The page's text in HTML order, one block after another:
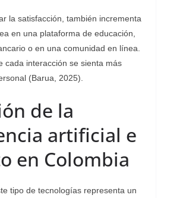
la satisfacción, también incrementa
en una plataforma de educación,
o en una comunidad en línea.
cada interacción se sienta más
(Barua, 2025).
de la
artificial e
en Colombia
tipo de tecnologías representa un